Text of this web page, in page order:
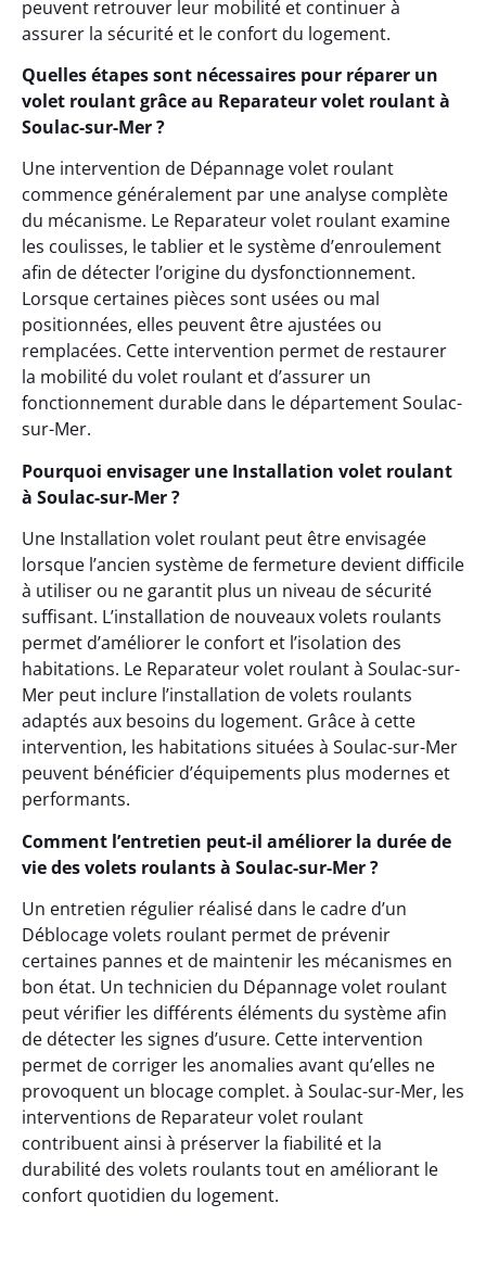
peuvent retrouver leur mobilité et continuer à
assurer la sécurité et le confort du logement.
Quelles étapes sont nécessaires pour réparer un
volet roulant grâce au Reparateur volet roulant à
Soulac-sur-Mer ?
Une intervention de Dépannage volet roulant
commence généralement par une analyse complète
du mécanisme. Le Reparateur volet roulant examine
les coulisses, le tablier et le système d’enroulement
afin de détecter l’origine du dysfonctionnement.
Lorsque certaines pièces sont usées ou mal
positionnées, elles peuvent être ajustées ou
remplacées. Cette intervention permet de restaurer
la mobilité du volet roulant et d’assurer un
fonctionnement durable dans le département Soulac-
sur-Mer.
Pourquoi envisager une Installation volet roulant
à Soulac-sur-Mer ?
Une Installation volet roulant peut être envisagée
lorsque l’ancien système de fermeture devient difficile
à utiliser ou ne garantit plus un niveau de sécurité
suffisant. L’installation de nouveaux volets roulants
permet d’améliorer le confort et l’isolation des
habitations. Le Reparateur volet roulant à Soulac-sur-
Mer peut inclure l’installation de volets roulants
adaptés aux besoins du logement. Grâce à cette
intervention, les habitations situées à Soulac-sur-Mer
peuvent bénéficier d’équipements plus modernes et
performants.
Comment l’entretien peut-il améliorer la durée de
vie des volets roulants à Soulac-sur-Mer ?
Un entretien régulier réalisé dans le cadre d’un
Déblocage volets roulant permet de prévenir
certaines pannes et de maintenir les mécanismes en
bon état. Un technicien du Dépannage volet roulant
peut vérifier les différents éléments du système afin
de détecter les signes d’usure. Cette intervention
permet de corriger les anomalies avant qu’elles ne
provoquent un blocage complet. à Soulac-sur-Mer, les
interventions de Reparateur volet roulant
contribuent ainsi à préserver la fiabilité et la
durabilité des volets roulants tout en améliorant le
confort quotidien du logement.